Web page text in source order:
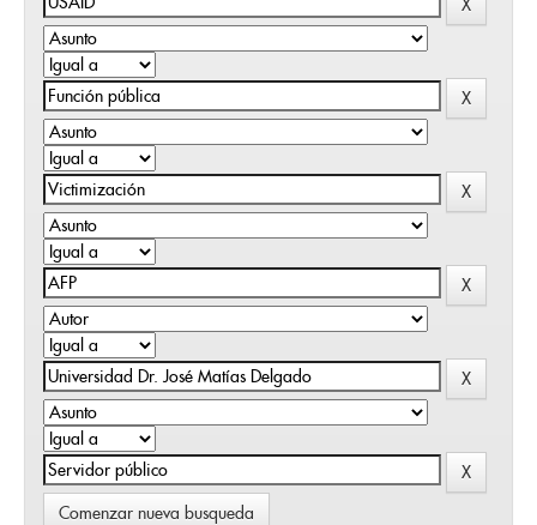
Comenzar nueva busqueda